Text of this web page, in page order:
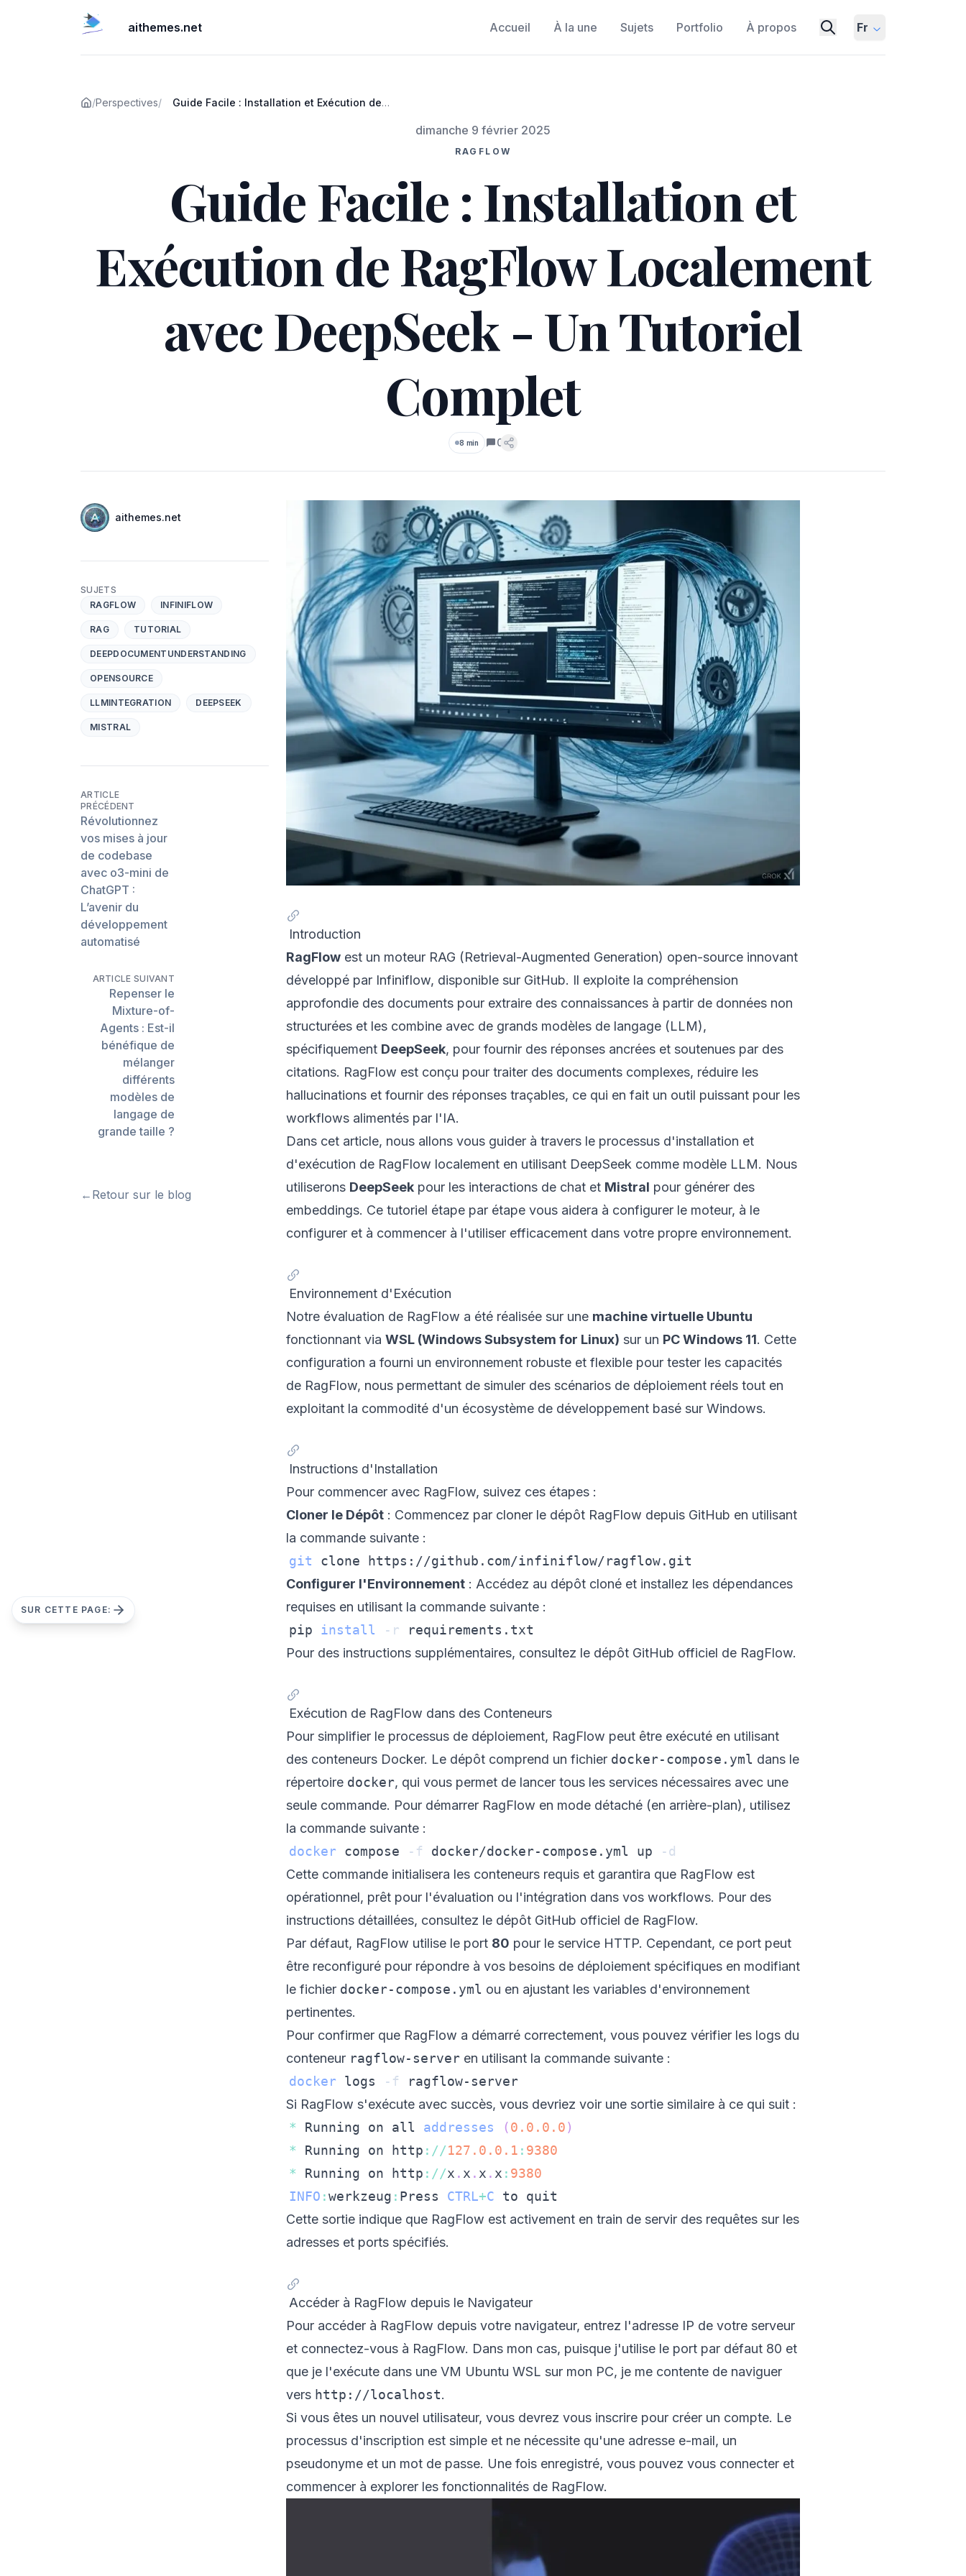
aithemes.net Accueil À la une Sujets Portfolio À propos Fr
SUR CETTE PAGE:
/Perspectives/
Guide Facile : Installation et Exécution de
dimanche 9 février 2025
RAGFLOW
Guide Facile : Installation et
Exécution de RagFlow Localement
avec DeepSeek - Un Tutoriel
Complet
8 min 0
Commentaires
AuteursNom
aithemes.net
Introduction
RagFlow est un moteur RAG (Retrieval-Augmented Generation) open-source innovant
développé par Infiniflow, disponible sur GitHub. Il exploite la compréhension
approfondie des documents pour extraire des connaissances à partir de données non
structurées et les combine avec de grands modèles de langage (LLM),
spécifiquement DeepSeek, pour fournir des réponses ancrées et soutenues par des
citations. RagFlow est conçu pour traiter des documents complexes, réduire les
hallucinations et fournir des réponses traçables, ce qui en fait un outil puissant pour les
workflows alimentés par l'IA.
Dans cet article, nous allons vous guider à travers le processus d'installation et
d'exécution de RagFlow localement en utilisant DeepSeek comme modèle LLM. Nous
utiliserons DeepSeek pour les interactions de chat et Mistral pour générer des
embeddings. Ce tutoriel étape par étape vous aidera à configurer le moteur, à le
configurer et à commencer à l'utiliser efficacement dans votre propre environnement.
Environnement d'Exécution
Notre évaluation de RagFlow a été réalisée sur une machine virtuelle Ubuntu
fonctionnant via WSL (Windows Subsystem for Linux) sur un PC Windows 11. Cette
configuration a fourni un environnement robuste et flexible pour tester les capacités
de RagFlow, nous permettant de simuler des scénarios de déploiement réels tout en
exploitant la commodité d'un écosystème de développement basé sur Windows.
Instructions d'Installation
Pour commencer avec RagFlow, suivez ces étapes :
Cloner le Dépôt : Commencez par cloner le dépôt RagFlow depuis GitHub en utilisant
la commande suivante :
git
Configurer l'Environnement : Accédez au dépôt cloné et installez les dépendances
requises en utilisant la commande suivante :
pip install -r
Pour des instructions supplémentaires, consultez le dépôt GitHub officiel de RagFlow.
Exécution de RagFlow dans des Conteneurs
Pour simplifier le processus de déploiement, RagFlow peut être exécuté en utilisant
des conteneurs Docker. Le dépôt comprend un fichier docker-compose.yml dans le
répertoire docker, qui vous permet de lancer tous les services nécessaires avec une
seule commande. Pour démarrer RagFlow en mode détaché (en arrière-plan), utilisez
la commande suivante :
docker compose -f docker/docker-compose.yml up
-d
Cette commande initialisera les conteneurs requis et garantira que RagFlow est
opérationnel, prêt pour l'évaluation ou l'intégration dans vos workflows. Pour des
instructions détaillées, consultez le dépôt GitHub officiel de RagFlow.
Par défaut, RagFlow utilise le port 80 pour le service HTTP. Cependant, ce port peut
être reconfiguré pour répondre à vos besoins de déploiement spécifiques en modifiant
le fichier docker-compose.yml ou en ajustant les variables d'environnement
pertinentes.
Pour confirmer que RagFlow a démarré correctement, vous pouvez vérifier les logs du
conteneur ragflow-server en utilisant la commande suivante :
docker logs -f
Si RagFlow s'exécute avec succès, vous devriez voir une sortie similaire à ce qui suit :
*
Running on all addresses (0.0 .0 .0)
*
Running on http : //127.0 .0 .1 : 9380
*
Running on http : //x . x . x . x : 9380
INFO :werkzeug : Press CTRL+C
Cette sortie indique que RagFlow est activement en train de servir des requêtes sur les
adresses et ports spécifiés.
Accéder à RagFlow depuis le Navigateur
Pour accéder à RagFlow depuis votre navigateur, entrez l'adresse IP de votre serveur
et connectez-vous à RagFlow. Dans mon cas, puisque j'utilise le port par défaut 80 et
que je l'exécute dans une VM Ubuntu WSL sur mon PC, je me contente de naviguer
vers http://localhost.
Si vous êtes un nouvel utilisateur, vous devrez vous inscrire pour créer un compte. Le
processus d'inscription est simple et ne nécessite qu'une adresse e-mail, un
pseudonyme et un mot de passe. Une fois enregistré, vous pouvez vous connecter et
commencer à explorer les fonctionnalités de RagFlow.
SUJETS
RAGFLOW
INFINIFLOW
RAG TUTORIAL
DEEPDOCUMENTUNDERSTANDING
OPENSOURCE
LLMINTEGRATION DEEPSEEK
MISTRAL
ARTICLE
PRÉCÉDENT
Révolutionnez
vos mises à jour
de codebase
avec o3-mini de
ChatGPT :
L’avenir du
développement
automatisé
ARTICLE SUIVANT
Repenser le
Mixture-of-
Agents : Est-il
bénéfique de
mélanger
différents
modèles de
langage de
grande taille ?
← Retour sur le blog